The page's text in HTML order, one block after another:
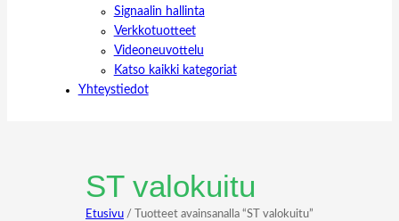
Signaalin hallinta
Verkkotuotteet
Videoneuvottelu
Katso kaikki kategoriat
Yhteystiedot
ST valokuitu
Etusivu / Tuotteet avainsanalla “ST valokuitu”